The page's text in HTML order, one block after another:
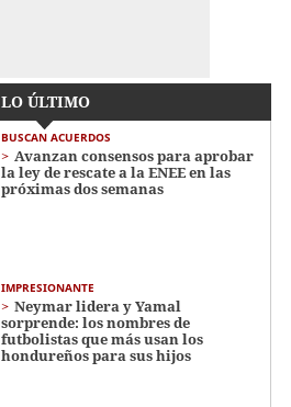
LO ÚLTIMO
BUSCAN ACUERDOS
Avanzan consensos para aprobar
la ley de rescate a la ENEE en las
próximas dos semanas
IMPRESIONANTE
Neymar lidera y Yamal
sorprende: los nombres de
futbolistas que más usan los
hondureños para sus hijos